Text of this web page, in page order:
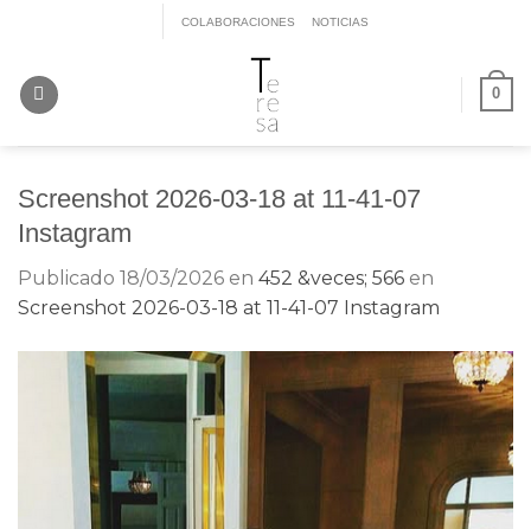
contenido
COLABORACIONES NOTICIAS
0
Screenshot 2026-03-18 at 11-41-07
Instagram
Publicado 18/03/2026 en 452 &veces; 566 en
Screenshot 2026-03-18 at 11-41-07 Instagram